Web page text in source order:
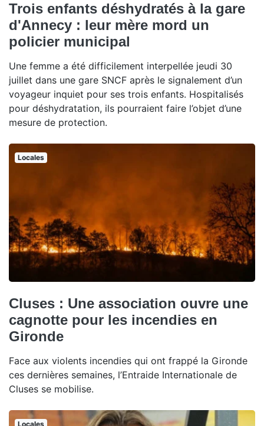
Trois enfants déshydratés à la gare
d'Annecy : leur mère mord un
policier municipal
Une femme a été difficilement interpellée jeudi 30
juillet dans une gare SNCF après le signalement d’un
voyageur inquiet pour ses trois enfants. Hospitalisés
pour déshydratation, ils pourraient faire l’objet d’une
mesure de protection.
Locales
Cluses : Une association ouvre une
cagnotte pour les incendies en
Gironde
Face aux violents incendies qui ont frappé la Gironde
ces dernières semaines, l’Entraide Internationale de
Cluses se mobilise.
Locales